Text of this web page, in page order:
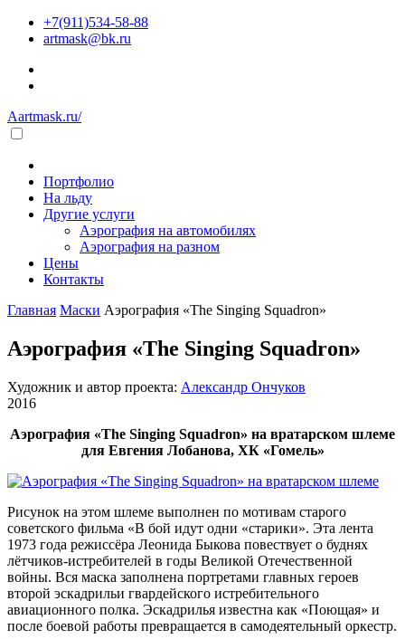
+7(911)534-58-88
artmask@bk.ru
Aartmask.ru/
Портфолио
На льду
Другие услуги
Аэрография на автомобилях
Аэрография на разном
Цены
Контакты
Главная Маски Аэрография «The Singing Squadron»
Аэрография «The Singing Squadron»
Художник и автор проекта: Александр Ончуков
2016
Аэрография «The Singing Squadron» на вратарском шлеме
для Евгения Лобанова, ХК «Гомель»
Рисунок на этом шлеме выполнен по мотивам старого
советского фильма «В бой идут одни «старики». Эта лента
1973 года режиссёра Леонида Быкова повествует о буднях
лётчиков-истребителей в годы Великой Отечественной
войны. Вся маска заполнена портретами главных героев
второй эскадрильи гвардейского истребительного
авиационного полка. Эскадрилья известна как «Поющая» и
после боевой работы превращается в самодеятельный оркестр.